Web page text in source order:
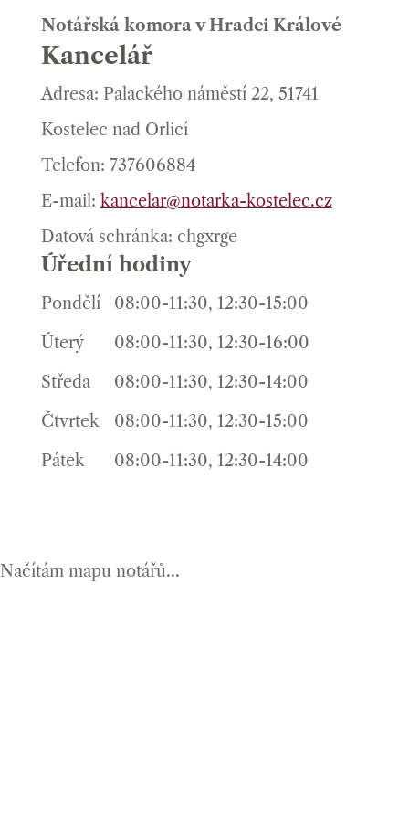
Notářská komora v Hradci Králové
Kancelář
Adresa: Palackého náměstí 22, 51741
Kostelec nad Orlicí
Telefon: 737606884
E-mail: kancelar@notarka-kostelec.cz
Datová schránka: chgxrge
Úřední hodiny
Pondělí
08:00-11:30, 12:30-15:00
Úterý
08:00-11:30, 12:30-16:00
Středa
08:00-11:30, 12:30-14:00
Čtvrtek
08:00-11:30, 12:30-15:00
Pátek
08:00-11:30, 12:30-14:00
Načítám mapu notářů...